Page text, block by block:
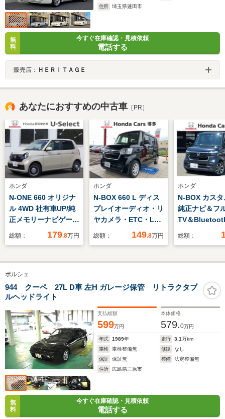
住所
埼玉県蓮田市
無
料
今すぐ在庫確認・見積依頼
電話する
販売店： ＨＥＲＩＴＡＧＥ
あなたにおすすめの中古車 ［PR］
ホンダ
N-ONE 660 オリジナ
ル 4WD 社有車UP/純
正メモリーナビゲーシ
ョン/フルセグ
総額： 179.8万円
ホンダ
N-BOX 660 L ディス
プレイオーディオ・リ
ヤカメラ・ETC・LED
ヘッドライト
総額： 149.8万円
ホンダ
N-BOX カス
純正ナビ＆フ
TV＆
メラ＆ETC＆
総額：
ポルシェ
944 クーペ 27L D車 左H ガレージ保管 リトラクタブ
ルヘッドライト
支払総額
599万円
本体価格
579.0万円
年式 1989年 走行 3.1万km
車検
車検整備無 修復
なし
保証
保証無 整備
法定整備無
住所
広島県三原市
無
料
今すぐ在庫確認・見積依頼
電話する